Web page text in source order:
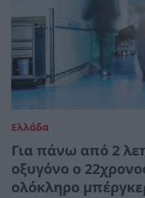
Ελλάδα
Για πάνω από 2
οξυγόνο ο
ολόκληρο